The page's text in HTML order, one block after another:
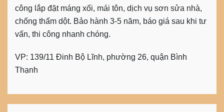
công lắp đặt máng xối, mái tôn, dịch vụ sơn sửa nhà,
chống thấm dột. Bảo hành 3-5 năm, báo giá sau khi tư
vấn, thi công nhanh chóng.
VP: 139/11 Đinh Bộ Lĩnh, phường 26, quận Bình
Thạnh